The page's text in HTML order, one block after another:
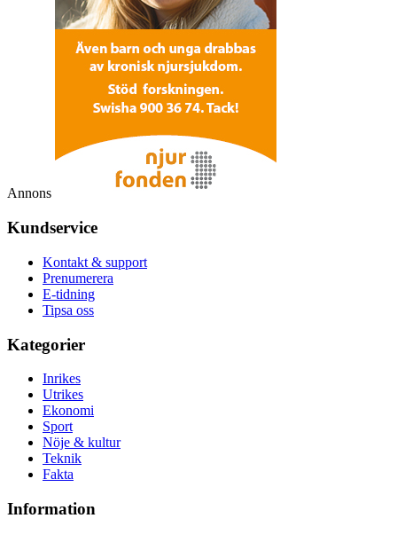
Annons
Kundservice
Kontakt & support
Prenumerera
E-tidning
Tipsa oss
Kategorier
Inrikes
Utrikes
Ekonomi
Sport
Nöje & kultur
Teknik
Fakta
Information